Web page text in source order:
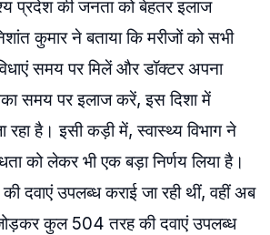
प्रदेश की जनता को बेहतर इलाज
कुमार ने बताया कि मरीजों को सभी
समय पर मिलें और डॉक्टर अपना
समय पर इलाज करें, इस दिशा में
रहा है। इसी कड़ी में, स्वास्थ्य विभाग ने
को लेकर भी एक बड़ा निर्णय लिया है।
दवाएं उपलब्ध कराई जा रही थीं, वहीं अब
कुल 504 तरह की दवाएं उपलब्ध